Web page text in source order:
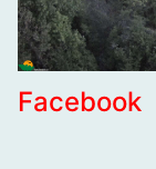
Facebook